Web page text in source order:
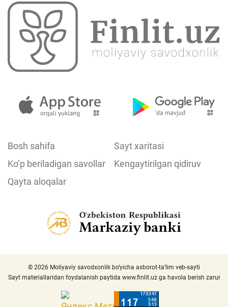
Bosh sahifa
Sayt xaritasi
Ko‘p beriladigan savollar
Kengaytirilgan qidiruv
Qayta aloqalar
© 2026 Moliyaviy savodxonlik bo‘yicha axborot-ta’lim veb-sayti
Sayt materiallaridan foydalanish paytida www.finlit.uzga havola berish zarur